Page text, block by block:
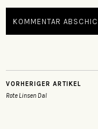
VORHERIGER ARTIKEL
Rote Linsen Dal